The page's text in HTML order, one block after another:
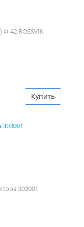
42 ROSSVIK
Купить
303001